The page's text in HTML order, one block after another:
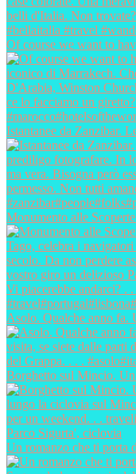
Of course we want to
Istantanee da Zanzibar.
Monumento alle
Asolo. Qualche anno fa.
Borghetto sul Mincio.
Un romanzo che ti porta